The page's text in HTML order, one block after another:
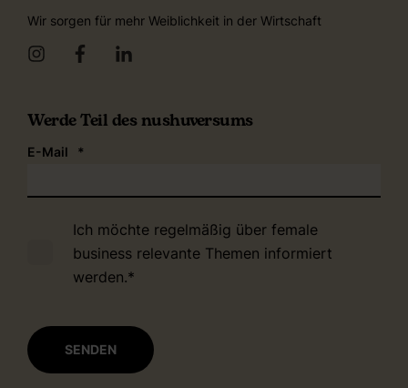
Wir sorgen für mehr Weiblichkeit in der Wirtschaft
Werde Teil des nushuversums
E-Mail *
Ich möchte regelmäßig über female
business relevante Themen informiert
werden.*